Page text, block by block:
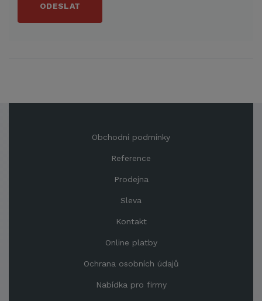
ODESLAT
Obchodní podmínky
Reference
Prodejna
Sleva
Kontakt
Online platby
Ochrana osobních údajů
Nabídka pro firmy